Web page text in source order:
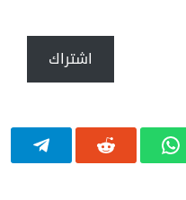
اشتراك